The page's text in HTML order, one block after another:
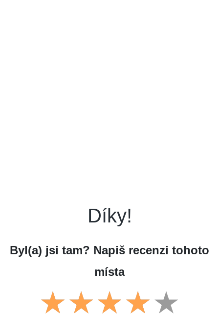
Díky!
Byl(a) jsi tam? Napiš recenzi tohoto
místa